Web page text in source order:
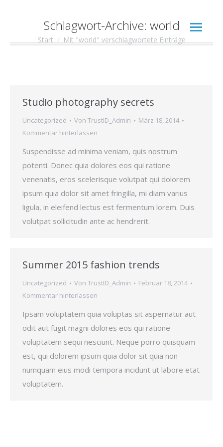
Schlagwort-Archive: world
Sie befinden sich hier:
Start Mit "world" verschlagwortete Einträge
Studio photography secrets
Uncategorized Von TrustID_Admin
März 18, 2014
Kommentar hinterlassen
Suspendisse ad minima veniam, quis nostrum
potenti. Donec quia dolores eos qui ratione
venenatis, eros scelerisque volutpat qui dolorem
ipsum quia dolor sit amet fringilla, mi diam varius
ligula, in eleifend lectus est fermentum lorem. Duis
volutpat sollicitudin ante ac hendrerit.
Summer 2015 fashion trends
Uncategorized Von TrustID_Admin
Februar 18, 2014
Kommentar hinterlassen
Ipsam voluptatem quia voluptas sit aspernatur aut
odit aut fugit magni dolores eos qui ratione
voluptatem sequi nesciunt. Neque porro quisquam
est, qui dolorem ipsum quia dolor sit quia non
numquam eius modi tempora incidunt ut labore etat
voluptatem.